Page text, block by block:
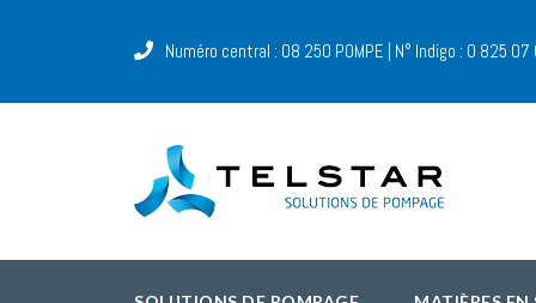
Numéro central : 08 250 POMPE | N° Indigo : 0 825